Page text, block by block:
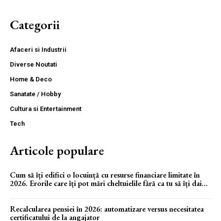
Categorii
Afaceri si Industrii
Diverse Noutati
Home & Deco
Sanatate / Hobby
Cultura si Entertainment
Tech
Articole populare
Cum să îți edifici o locuință cu resurse financiare limitate în
2026. Erorile care îți pot mări cheltuielile fără ca tu să îți dai...
Recalcularea pensiei în 2026: automatizare versus necesitatea
certificatului de la angajator